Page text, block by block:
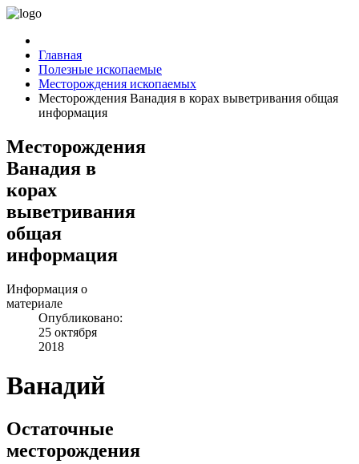
Главная
Полезные ископаемые
Месторождения ископаемых
Месторождения Ванадия в корах выветривания общая
информация
Месторождения
Ванадия в
корах
выветривания
общая
информация
Информация о
материале
Опубликовано:
25 октября
2018
Ванадий
Остаточные
месторождения